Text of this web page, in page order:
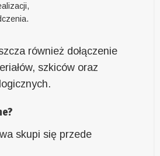
również dołączenie
szkiców oraz
skupi się przede